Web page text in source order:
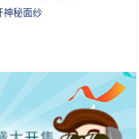
神秘面纱